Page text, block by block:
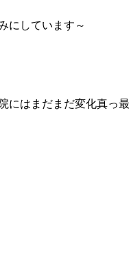
にしています～
にはまだまだ変化真っ